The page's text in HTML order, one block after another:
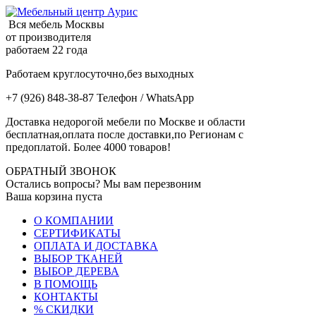
Вся мебель Москвы
от производителя
работаем 22 года
Работаем круглосуточно,без выходных
+7 (926) 848-38-87 Телефон / WhatsApp
Доставка недорогой мебели по Москве и области
бесплатная,оплата после доставки,по Регионам с
предоплатой. Более 4000 товаров!
ОБРАТНЫЙ ЗВОНОК
Остались вопросы? Мы вам перезвоним
Ваша корзина пуста
О КОМПАНИИ
СЕРТИФИКАТЫ
ОПЛАТА И ДОСТАВКА
ВЫБОР ТКАНЕЙ
ВЫБОР ДЕРЕВА
В ПОМОЩЬ
КОНТАКТЫ
% СКИДКИ